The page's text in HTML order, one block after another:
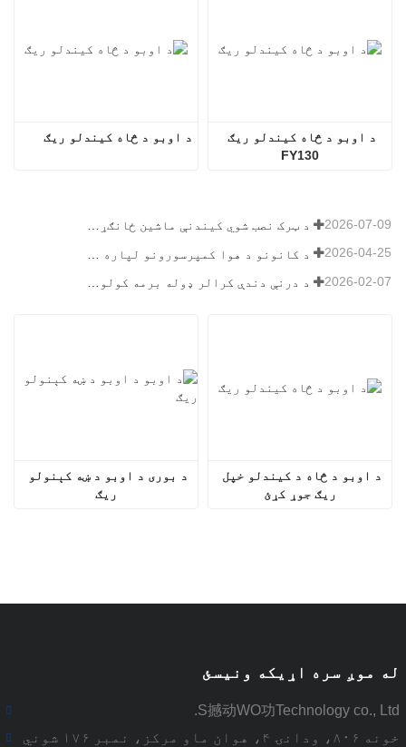
د اوبو د څاه کیندلو ریګ
FY130
د ټرک نصب شوي کیندنې ماشین ځانګړتیاوې: د ۲۰۲۶ کال لپاره بشپړ لارښود 2026-07-09
2026-04-25
2026-02-07
ریګ
ریګ جوړ کړئ
له موږ سره اړیکه ونیسئ
S撼动WO功Technology co., Ltd.
خونه ۸۰۶، ودانۍ ۴، هوان ماو مرکز، نمبر ۱۷۶ شوني